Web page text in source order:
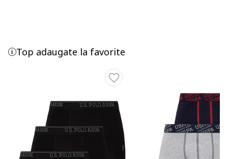
Top adaugate la favorite